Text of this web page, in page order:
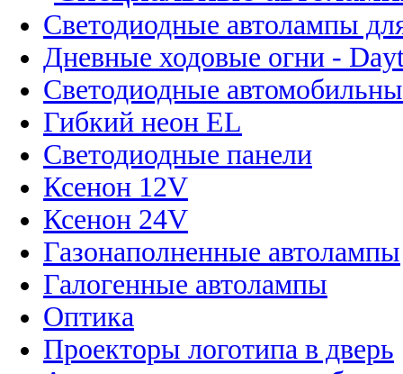
Светодиодные автолампы
Дневные ходовые огни -
Светодиодные
Гибкий неон EL
Светодиодные панели
Ксенон 12V
Ксенон 24V
Газонаполненные автолампы
Галогенные автолампы
Оптика
Проекторы логотипа в дверь